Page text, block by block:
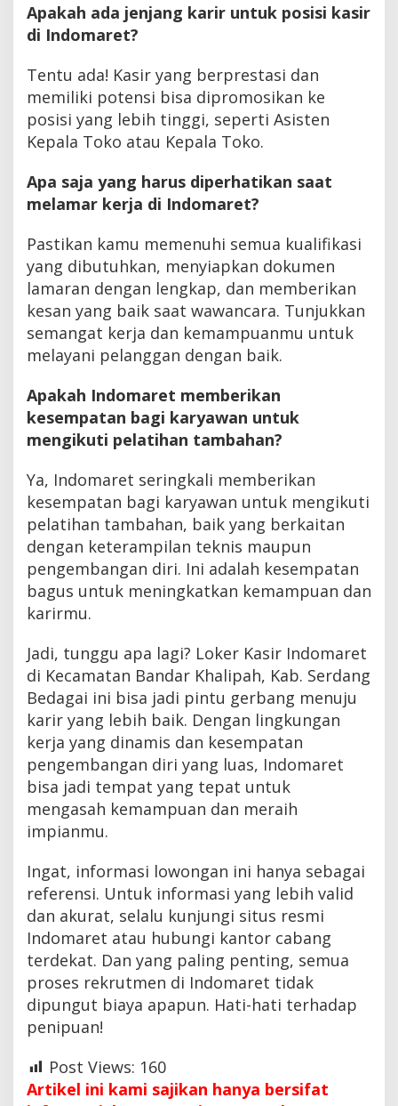
Apakah ada jenjang karir untuk posisi kasir
di Indomaret?
Tentu ada! Kasir yang berprestasi dan
memiliki potensi bisa dipromosikan ke
posisi yang lebih tinggi, seperti Asisten
Kepala Toko atau Kepala Toko.
Apa saja yang harus diperhatikan saat
melamar kerja di Indomaret?
Pastikan kamu memenuhi semua kualifikasi
yang dibutuhkan, menyiapkan dokumen
lamaran dengan lengkap, dan memberikan
kesan yang baik saat wawancara. Tunjukkan
semangat kerja dan kemampuanmu untuk
melayani pelanggan dengan baik.
Apakah Indomaret memberikan
kesempatan bagi karyawan untuk
mengikuti pelatihan tambahan?
Ya, Indomaret seringkali memberikan
kesempatan bagi karyawan untuk mengikuti
pelatihan tambahan, baik yang berkaitan
dengan keterampilan teknis maupun
pengembangan diri. Ini adalah kesempatan
bagus untuk meningkatkan kemampuan dan
karirmu.
Jadi, tunggu apa lagi? Loker Kasir Indomaret
di Kecamatan Bandar Khalipah, Kab. Serdang
Bedagai ini bisa jadi pintu gerbang menuju
karir yang lebih baik. Dengan lingkungan
kerja yang dinamis dan kesempatan
pengembangan diri yang luas, Indomaret
bisa jadi tempat yang tepat untuk
mengasah kemampuan dan meraih
impianmu.
Ingat, informasi lowongan ini hanya sebagai
referensi. Untuk informasi yang lebih valid
dan akurat, selalu kunjungi situs resmi
Indomaret atau hubungi kantor cabang
terdekat. Dan yang paling penting, semua
proses rekrutmen di Indomaret tidak
dipungut biaya apapun. Hati-hati terhadap
penipuan!
Post Views: 160
Artikel ini kami sajikan hanya bersifat